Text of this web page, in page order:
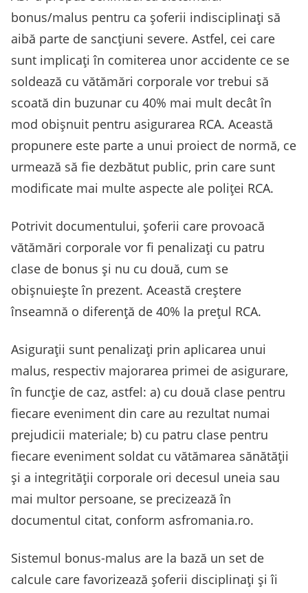
bonus/malus pentru ca șoferii indisciplinați să
aibă parte de sancțiuni severe. Astfel, cei care
sunt implicați în comiterea unor accidente ce se
soldează cu vătămări corporale vor trebui să
scoată din buzunar cu 40% mai mult decât în
mod obișnuit pentru asigurarea RCA. Această
propunere este parte a unui proiect de normă, ce
urmează să fie dezbătut public, prin care sunt
modificate mai multe aspecte ale poliței RCA.
Potrivit documentului, șoferii care provoacă
vătămări corporale vor fi penalizați cu patru
clase de bonus și nu cu două, cum se
obișnuiește în prezent. Această creștere
înseamnă o diferență de 40% la prețul RCA.
Asigurații sunt penalizați prin aplicarea unui
malus, respectiv majorarea primei de asigurare,
în funcție de caz, astfel: a) cu două clase pentru
fiecare eveniment din care au rezultat numai
prejudicii materiale; b) cu patru clase pentru
fiecare eveniment soldat cu vătămarea sănătății
și a integrității corporale ori decesul uneia sau
mai multor persoane, se precizează în
documentul citat, conform asfromania.ro.
Sistemul bonus-malus are la bază un set de
calcule care favorizează șoferii disciplinați și îi